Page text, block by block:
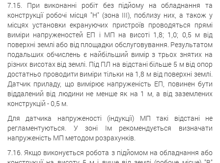
7.15. При виконанні робіт без підйому на обладнання та
конструкції робочі місця "Н" (зона III), поблизу них, а також у
місцях установки екрануючих пристроїв проводяться прямі
виміри напруженостей ЕП і МП на висоті 1,8; 1,0; 0,5 м від
поверхні землі або від площадки обслуговування. Результатом
подальших обчислень є найбільший вимір з трьох знятих на
різних висотах від землі. Під ПЛ на відстані більше 5 м від опор
достатньо проводити виміри тільки на 1,8 м від поверхні землі.
Датчик приладу, що вимірює напруженість ЕП, повинен бути
віддалений від людини не менше як на 1 м, а від заземлених
конструкцій - 0,5 м.
Для датчика напруженості (індукції) МП такі відстані не
регламентуються. У зоні Iм рекомендується визначати
напруженість МП методом розрахунків.
7.16. Якщо виконується робота з підйомом на обладнання або